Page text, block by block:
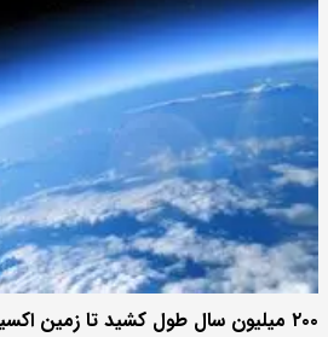
۲۰۰ میلیون سال طول کشید تا زمین اکسیژن‌دار شود